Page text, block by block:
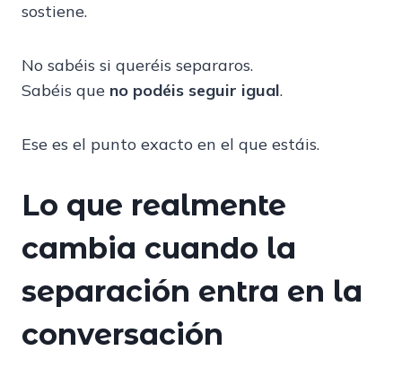
sostiene.
No sabéis si queréis separaros.
Sabéis que no podéis seguir igual.
Ese es el punto exacto en el que estáis.
Lo que realmente
cambia cuando la
separación entra en la
conversación